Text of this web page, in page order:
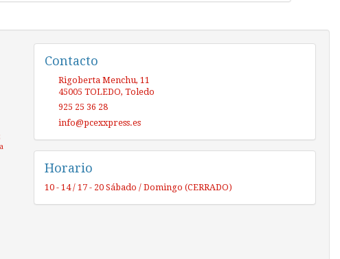
Contacto
Rigoberta Menchu, 11
45005 TOLEDO, Toledo
925 25 36 28
info@pcexxpress.es
Horario
10 - 14 / 17 - 20 Sábado / Domingo (CERRADO)